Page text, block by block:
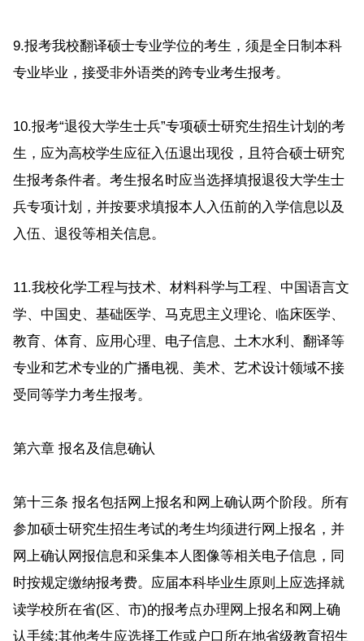
9.报考我校翻译硕士专业学位的考生，须是全日制本科
专业毕业，接受非外语类的跨专业考生报考。
10.报考“退役大学生士兵”专项硕士研究生招生计划的考
生，应为高校学生应征入伍退出现役，且符合硕士研究
生报考条件者。考生报名时应当选择填报退役大学生士
兵专项计划，并按要求填报本人入伍前的入学信息以及
入伍、退役等相关信息。
11.我校化学工程与技术、材料科学与工程、中国语言文
学、中国史、基础医学、马克思主义理论、临床医学、
教育、体育、应用心理、电子信息、土木水利、翻译等
专业和艺术专业的广播电视、美术、艺术设计领域不接
受同等学力考生报考。
第六章 报名及信息确认
第十三条 报名包括网上报名和网上确认两个阶段。所有
参加硕士研究生招生考试的考生均须进行网上报名，并
网上确认网报信息和采集本人图像等相关电子信息，同
时按规定缴纳报考费。应届本科毕业生原则上应选择就
读学校所在省(区、市)的报考点办理网上报名和网上确
认手续;其他考生应选择工作或户口所在地省级教育招生